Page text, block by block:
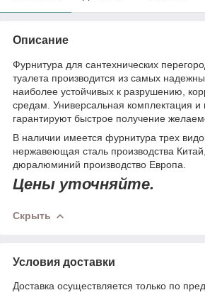
Описание
Фурнитура для сантехнических
туалета производится из самых
наиболее устойчивых к разрушению,
средам. Универсальная комплектация и
гарантируют быстрое получение
В наличии имеется фурнитура трех
нержавеющая сталь производства
дюралюминий производство Европа.
Цены уточняйте.
Скрыть
Условия доставки
Доставка осуществляется только по